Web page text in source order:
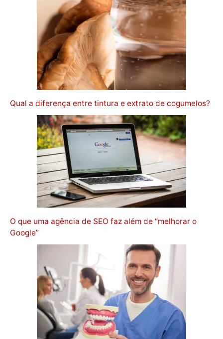
Qual a diferença entre tintura e extrato de cogumelos?
O que uma agência de SEO faz além de “melhorar o
Google”